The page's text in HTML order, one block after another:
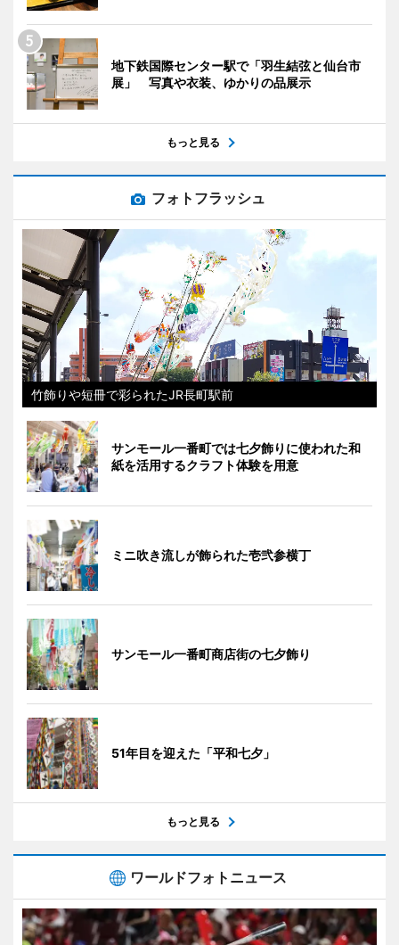
地下鉄国際センター駅で「羽生結弦と仙台市
展」 写真や衣装、ゆかりの品展示
もっと見る
フォトフラッシュ
竹飾りや短冊で彩られたJR長町駅前
サンモール一番町では七夕飾りに使われた和
紙を活用するクラフト体験を用意
ミニ吹き流しが飾られた壱弐参横丁
サンモール一番町商店街の七夕飾り
51年目を迎えた「平和七夕」
もっと見る
ワールドフォトニュース